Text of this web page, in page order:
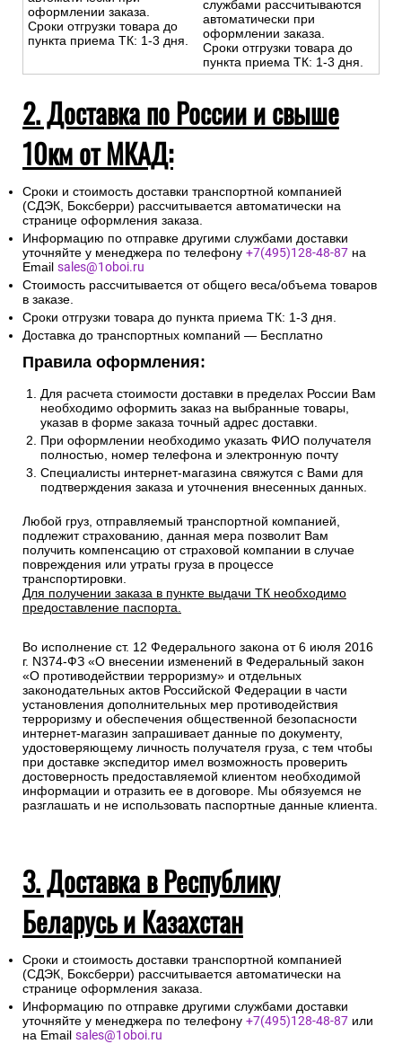
оформлении заказа.
Сроки отгрузки товара до
пункта приема ТК: 1-3 дня.
службами рассчитываются
автоматически при
оформлении заказа.
Сроки отгрузки товара до
пункта приема ТК: 1-3 дня.
2. Доставка по России и свыше
10км от МКАД:
Сроки и стоимость доставки транспортной компанией
(СДЭК, Боксберри) рассчитывается автоматически на
странице оформления заказа.
Информацию по отправке другими службами доставки
уточняйте у менеджера по телефону +7(495)128-48-87 на
Email sales@1oboi.ru
Стоимость рассчитывается от общего веса/объема товаров
в заказе.
Сроки отгрузки товара до пункта приема ТК: 1-3 дня.
Доставка до транспортных компаний — Бесплатно
Правила оформления:
Для расчета стоимости доставки в пределах России Вам
необходимо оформить заказ на выбранные товары,
указав в форме заказа точный адрес доставки.
При оформлении необходимо указать ФИО получателя
полностью, номер телефона и электронную почту
Специалисты интернет-магазина свяжутся с Вами для
подтверждения заказа и уточнения внесенных данных.
Любой груз, отправляемый транспортной компанией,
подлежит страхованию, данная мера позволит Вам
получить компенсацию от страховой компании в случае
повреждения или утраты груза в процессе
транспортировки.
Для получении заказа в пункте выдачи ТК необходимо
предоставление паспорта.
Во исполнение ст. 12 Федерального закона от 6 июля 2016
г. N374-ФЗ «О внесении изменений в Федеральный закон
«О противодействии терроризму» и отдельных
законодательных актов Российской Федерации в части
установления дополнительных мер противодействия
терроризму и обеспечения общественной безопасности
интернет-магазин запрашивает данные по документу,
удостоверяющему личность получателя груза, с тем чтобы
при доставке экспедитор имел возможность проверить
достоверность предоставляемой клиентом необходимой
информации и отразить ее в договоре. Мы обязуемся не
разглашать и не использовать паспортные данные клиента.
3. Доставка в Республику
Беларусь и Казахстан
Сроки и стоимость доставки транспортной компанией
(СДЭК, Боксберри) рассчитывается автоматически на
странице оформления заказа.
Информацию по отправке другими службами доставки
уточняйте у менеджера по телефону +7(495)128-48-87 или
на Email sales@1oboi.ru